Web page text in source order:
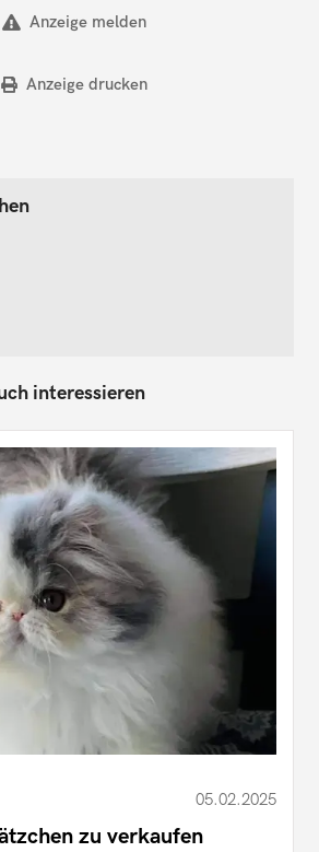
Anzeige melden
Anzeige drucken
interessieren
05.02.2025
zu verkaufen